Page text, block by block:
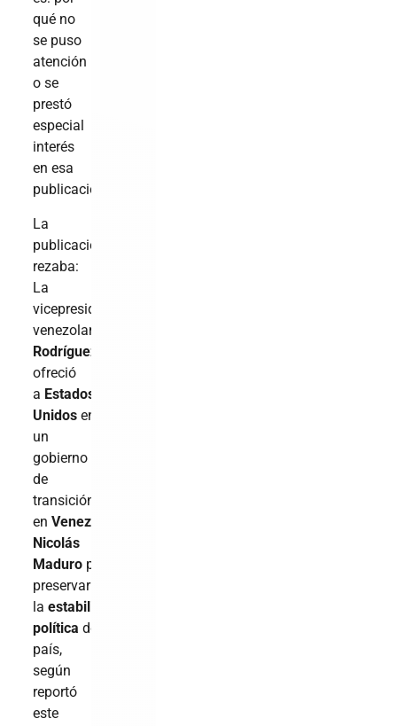
qué no
se puso
atención
o se
prestó
especial
interés
en esa
publicación?
La
publicación
rezaba:
La
vicepresidenta
venezolana,
Rodríguez
ofreció
a Estados
Unidos encabezar
un
gobierno
de
transición
enVenezuela
Nicolás
Maduro para
preservar
laestabilidad
política del
país,
según
reportó
este